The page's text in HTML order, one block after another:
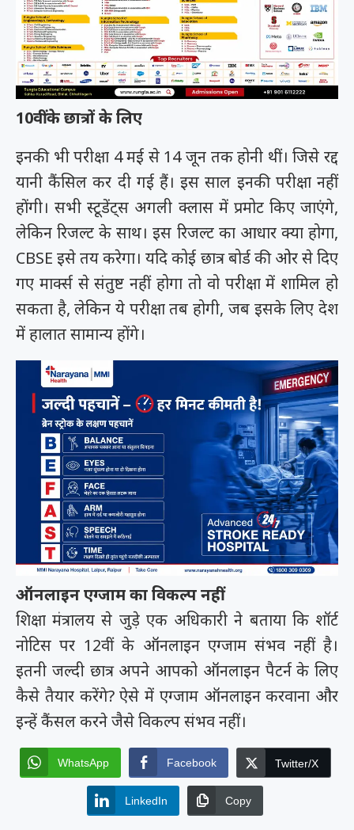
10वीं के छात्रों के लिए
इनकी भी परीक्षा 4 मई से 14 जून तक होनी थीं। जिसे रद्द
यानी कैंसिल कर दी गई हैं। इस साल इनकी परीक्षा नहीं
होंगी। सभी स्टूडेंट्स अगली क्लास में प्रमोट किए जाएंगे,
लेकिन रिजल्ट के साथ। इस रिजल्ट का आधार क्या होगा,
CBSE इसे तय करेगा। यदि कोई छात्र बोर्ड की ओर से दिए
गए मार्क्स से संतुष्ट नहीं होगा तो वो परीक्षा में शामिल हो
सकता है, लेकिन ये परीक्षा तब होगी, जब इसके लिए देश
में हालात सामान्य होंगे।
ऑनलाइन एग्जाम का विकल्प नहीं
शिक्षा मंत्रालय से जुड़े एक अधिकारी ने बताया कि शॉर्ट
नोटिस पर 12वीं के ऑनलाइन एग्जाम संभव नहीं है।
इतनी जल्दी छात्र अपने आपको ऑनलाइन पैटर्न के लिए
कैसे तैयार करेंगे? ऐसे में एग्जाम ऑनलाइन करवाना और
इन्हें कैंसल करने जैसे विकल्प संभव नहीं।
WhatsApp Facebook Twitter/X
LinkedIn Copy